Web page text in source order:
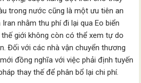
trong nước cũng là một ưu tiên an
nhằm thu phí đi lại qua Eo biển
giới không còn có thể xem tự do
Đối với các nhà vận chuyển thương
đồng nghĩa với việc phải định tuyến
thay thế để phân bổ lại chi phí.